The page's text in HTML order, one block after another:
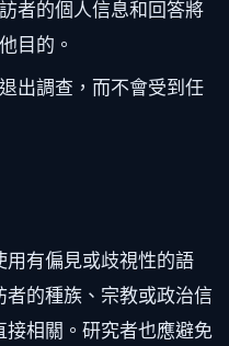
者的個人信息和回答將
目的。
出調查，而不會受到任
有偏見或歧視性的語
的種族、宗教或政治信
相關。研究者也應避免